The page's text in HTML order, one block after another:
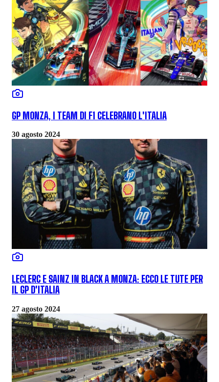
GP MONZA, I TEAM DI F1 CELEBRANO L'ITALIA
30 agosto 2024
LECLERC E SAINZ IN BLACK A MONZA: ECCO LE TUTE PER
IL GP D'ITALIA
27 agosto 2024